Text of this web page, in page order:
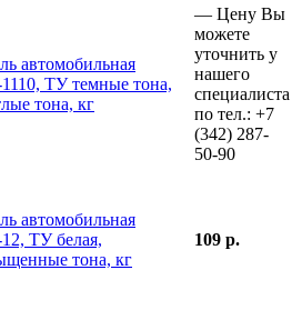
автомобильная
ТУ темные тона,
тона, кг
— Цену Вы
можете
уточнить у
нашего
специалиста
по тел.: +7
(342) 287-
50-90
автомобильная
ТУ белая,
тона, кг
109 р.